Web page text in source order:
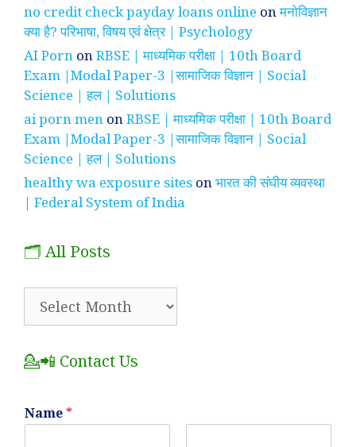
no credit check payday loans online onमनोविज्ञान
क्या है? परिभाषा, विषय एवं क्षेत्र | Psychology
AI Porn onRBSE | माध्यमिक परीक्षा | 10th Board
Exam |Modal Paper-3 |सामाजिक विज्ञान | Social
Science | हल | Solutions
ai porn men onRBSE | माध्यमिक परीक्षा | 10th Board
Exam |Modal Paper-3 |सामाजिक विज्ञान | Social
Science | हल | Solutions
healthy wa exposure sites onभारत की संघीय व्यवस्था
| Federal System of India
🗂️ All Posts
💁📲 Contact Us
Name *